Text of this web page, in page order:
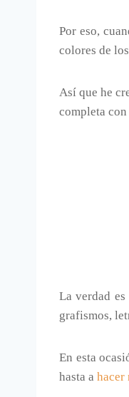
Por eso,
colores de
Así que he
completa
La verdad
grafismos,
En esta
hasta a hacer